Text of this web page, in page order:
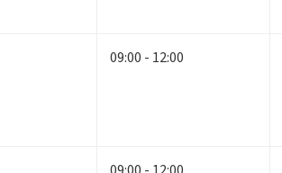
09:00 - 12:00